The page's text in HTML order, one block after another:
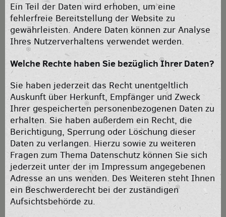
Ein Teil der Daten wird erhoben, um eine
fehlerfreie Bereitstellung der Website zu
gewährleisten. Andere Daten können zur Analyse
Ihres Nutzerverhaltens verwendet werden.
Welche Rechte haben Sie bezüglich Ihrer Daten?
Sie haben jederzeit das Recht unentgeltlich
Auskunft über Herkunft, Empfänger und Zweck
Ihrer gespeicherten personenbezogenen Daten zu
erhalten. Sie haben außerdem ein Recht, die
Berichtigung, Sperrung oder Löschung dieser
Daten zu verlangen. Hierzu sowie zu weiteren
Fragen zum Thema Datenschutz können Sie sich
jederzeit unter der im Impressum angegebenen
Adresse an uns wenden. Des Weiteren steht Ihnen
ein Beschwerderecht bei der zuständigen
Aufsichtsbehörde zu.